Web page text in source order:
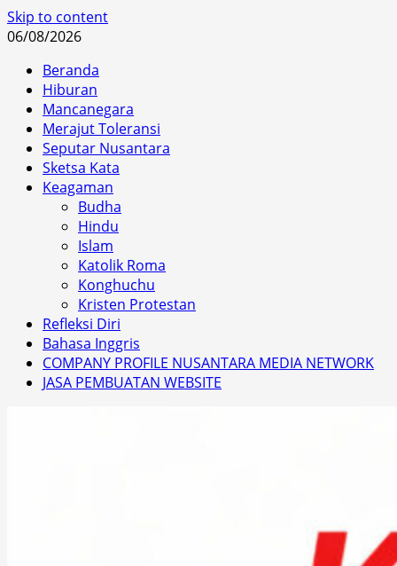
Skip to content
06/08/2026
Beranda
Hiburan
Mancanegara
Merajut Toleransi
Seputar Nusantara
Sketsa Kata
Keagaman
Budha
Hindu
Islam
Katolik Roma
Konghuchu
Kristen Protestan
Refleksi Diri
Bahasa Inggris
COMPANY PROFILE NUSANTARA MEDIA NETWORK
JASA PEMBUATAN WEBSITE